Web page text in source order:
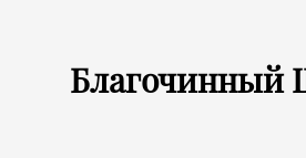
Благочинный